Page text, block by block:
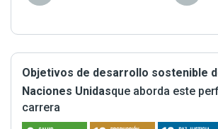
Objetivos de desarrollo sostenible
Naciones Unidasque aborda este
carrera